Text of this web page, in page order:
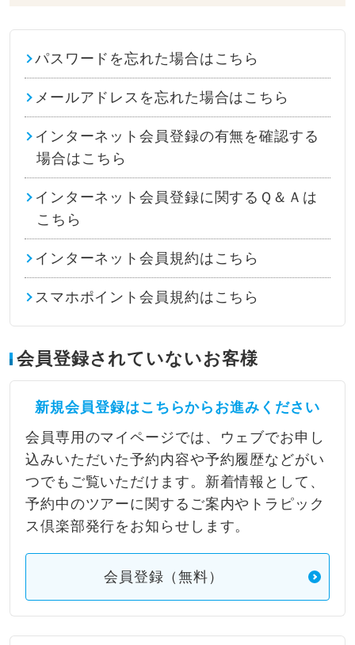
パスワードを忘れた場合はこちら
メールアドレスを忘れた場合はこちら
インターネット会員登録の有無を確認する
場合はこちら
インターネット会員登録に関するＱ＆Ａは
こちら
インターネット会員規約はこちら
スマホポイント会員規約はこちら
会員登録されていないお客様
新規会員登録はこちらからお進みください
会員専用のマイページでは、ウェブでお申し
込みいただいた予約内容や予約履歴などがい
つでもご覧いただけます。新着情報として、
予約中のツアーに関するご案内やトラピック
ス倶楽部発行をお知らせします。
会員登録（無料）